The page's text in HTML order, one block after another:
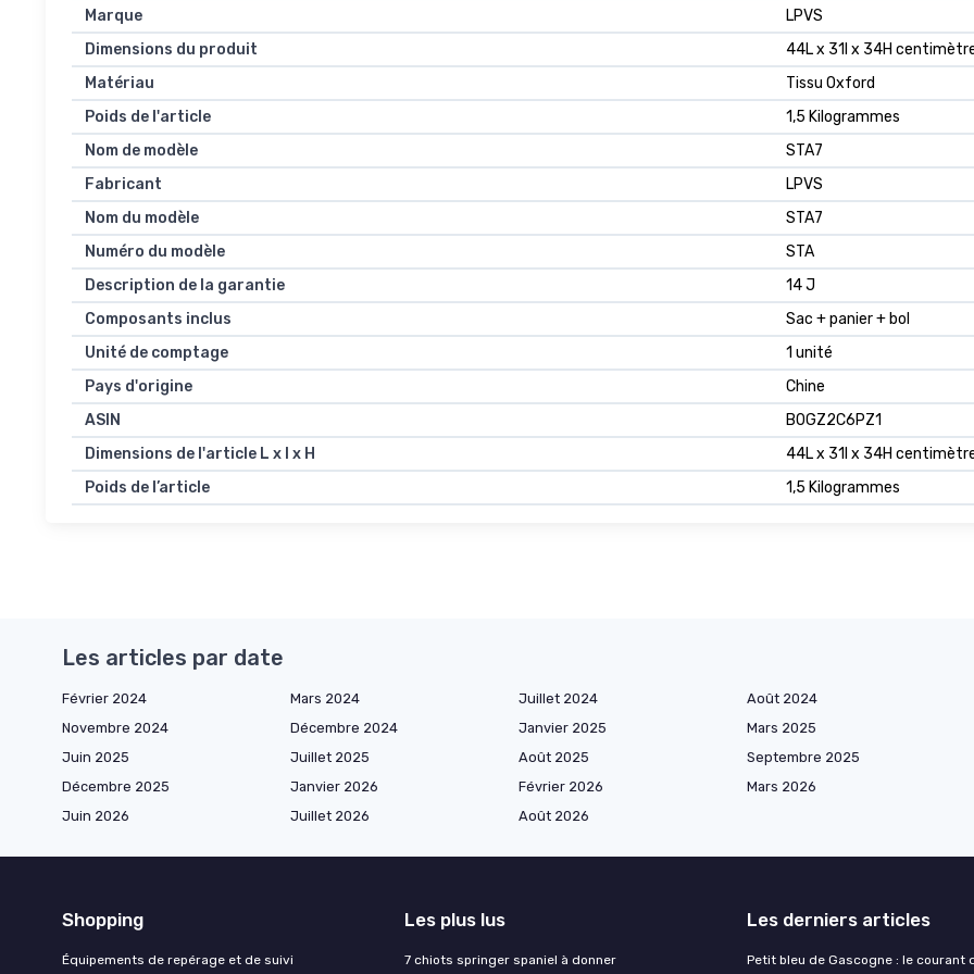
Marque
LPVS
Dimensions du produit
44L x 31l x 34H
Matériau
Tissu Oxford
Poids de l'article
1,5 Kilogrammes
Nom de modèle
STA7
Fabricant
LPVS
Nom du modèle
STA7
Numéro du modèle
STA
Description de la garantie
14 J
Composants inclus
Sac + panier + bol
Unité de comptage
1 unité
Pays d'origine
Chine
ASIN
B0GZ2C6PZ1
Dimensions de l'article L x l x H
44L x 31l x 34H
Poids de l’article
1,5 Kilogrammes
Les articles par date
Février 2024 Mars 2024 Juillet 2024 Août 2024
Novembre 2024
Décembre 2024 Janvier 2025 Mars 2025
Juin 2025
Juillet 2025 Août 2025 Septembre 2025
Décembre 2025
Janvier 2026 Février 2026 Mars 2026
Juin 2026
Juillet 2026 Août 2026
Shopping
Équipements de repérage et de suivi
Les plus lus
7 chiots springer spaniel à donner
Les derniers articles
Petit bleu de Gascogne : le courant